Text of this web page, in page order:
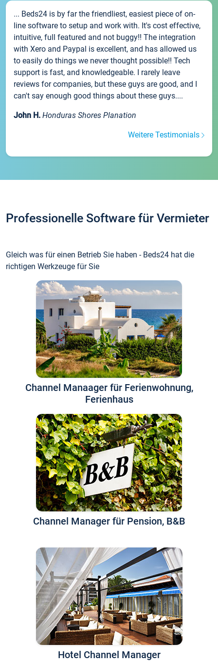
... Beds24 is by far the friendliest, easiest piece of on-
line software to setup and work with. It's cost effective,
intuitive, full featured and not buggy!! The integration
with Xero and Paypal is excellent, and has allowed us
to easily do things we never thought possible!! Tech
support is fast, and knowledgeable. I rarely leave
reviews for companies, but these guys are good, and I
can't say enough good things about these guys....
John H. Honduras Shores Planation
Weitere Testimonials
Professionelle Software für Vermieter
Gleich was für einen Betrieb Sie haben - Beds24 hat die
richtigen Werkzeuge für Sie
Channel Manaager für Ferienwohnung,
Ferienhaus
Channel Manager für Pension, B&B
Hotel Channel Manager